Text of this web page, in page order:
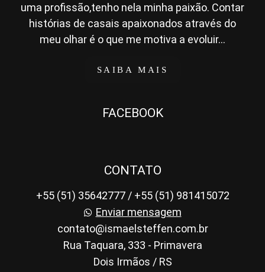
uma profissão,tenho nela minha paixão. Contar
histórias de casais apaixonados através do
meu olhar é o que me motiva a evoluir...
SAIBA MAIS
FACEBOOK
CONTATO
+55 (51) 35642777 / +55 (51) 981415072
Enviar mensagem
contato@ismaelsteffen.com.br
Rua Taquara, 333 - Primavera
Dois Irmãos / RS